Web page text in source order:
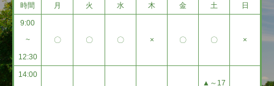
時間 月 火 水 木 金 土 日
9:00
~
12:30
〇 〇 〇 × 〇 〇 ×
14:00
▲～17